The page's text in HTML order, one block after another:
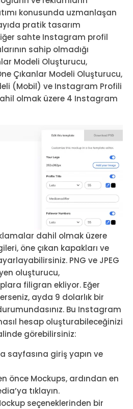
konusunda uzmanlaşan
pratik tasarım
sahte Instagram profil
sahip olmadığı
Modeli Oluşturucu,
Çıkanlar Modeli Oluşturucu,
(Mobil) ve Instagram Profili
olmak üzere 4 Instagram
dahil olmak üzere
öne çıkan kapakları ve
PNG ve JPEG
oluşturucu,
filigran ekliyor. Eğer
ayda 9 dolarlık bir
Bu Instagram
hesap oluşturabileceğinizi
görebilirsiniz:
sayfasına giriş yapın ve
önce Mockups, ardından en
tıklayın.
seçeneklerinden bir